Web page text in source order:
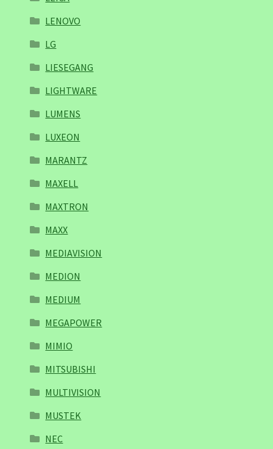
LENOVO
LG
LIESEGANG
LIGHTWARE
LUMENS
LUXEON
MARANTZ
MAXELL
MAXTRON
MAXX
MEDIAVISION
MEDION
MEDIUM
MEGAPOWER
MIMIO
MITSUBISHI
MULTIVISION
MUSTEK
NEC